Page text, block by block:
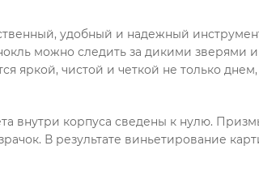
удобный и надежный
можно следить за дикими зверями и
яркой, чистой и четкой не только
внутри корпуса сведены к нулю.
В результате виньетирование